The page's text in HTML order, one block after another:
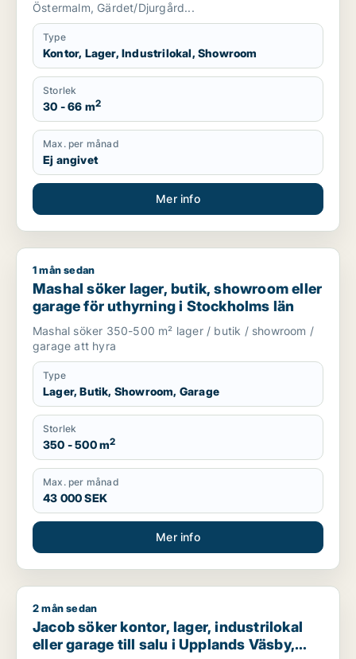
Östermalm, Gärdet/Djurgård...
Type
Kontor, Lager, Industrilokal, Showroom
Storlek
30 - 66 m2
Max. per månad
Ej angivet
Mer info
Mashal söker lager, butik, showroom eller garage för
1 mån sedan
Mashal söker lager, butik, showroom eller
garage för uthyrning i Stockholms län
Mashal söker 350-500 m² lager / butik / showroom /
garage att hyra
Type
Lager, Butik, Showroom, Garage
Storlek
350 - 500 m2
Max. per månad
43 000 SEK
Mer info
Jacob söker kontor, lager, industrilokal eller garage till salu
2 mån sedan
Jacob söker kontor, lager, industrilokal
eller garage till salu i Upplands Väsby,